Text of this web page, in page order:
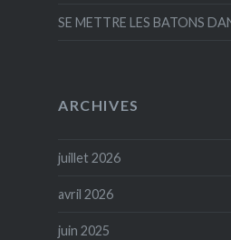
SE METTRE LES BATONS
ARCHIVES
juillet 2026
avril 2026
juin 2025